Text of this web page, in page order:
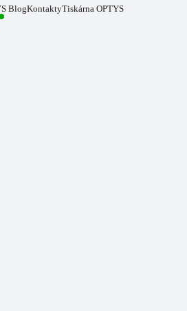
BlogKontaktyTiskárna OPTYS